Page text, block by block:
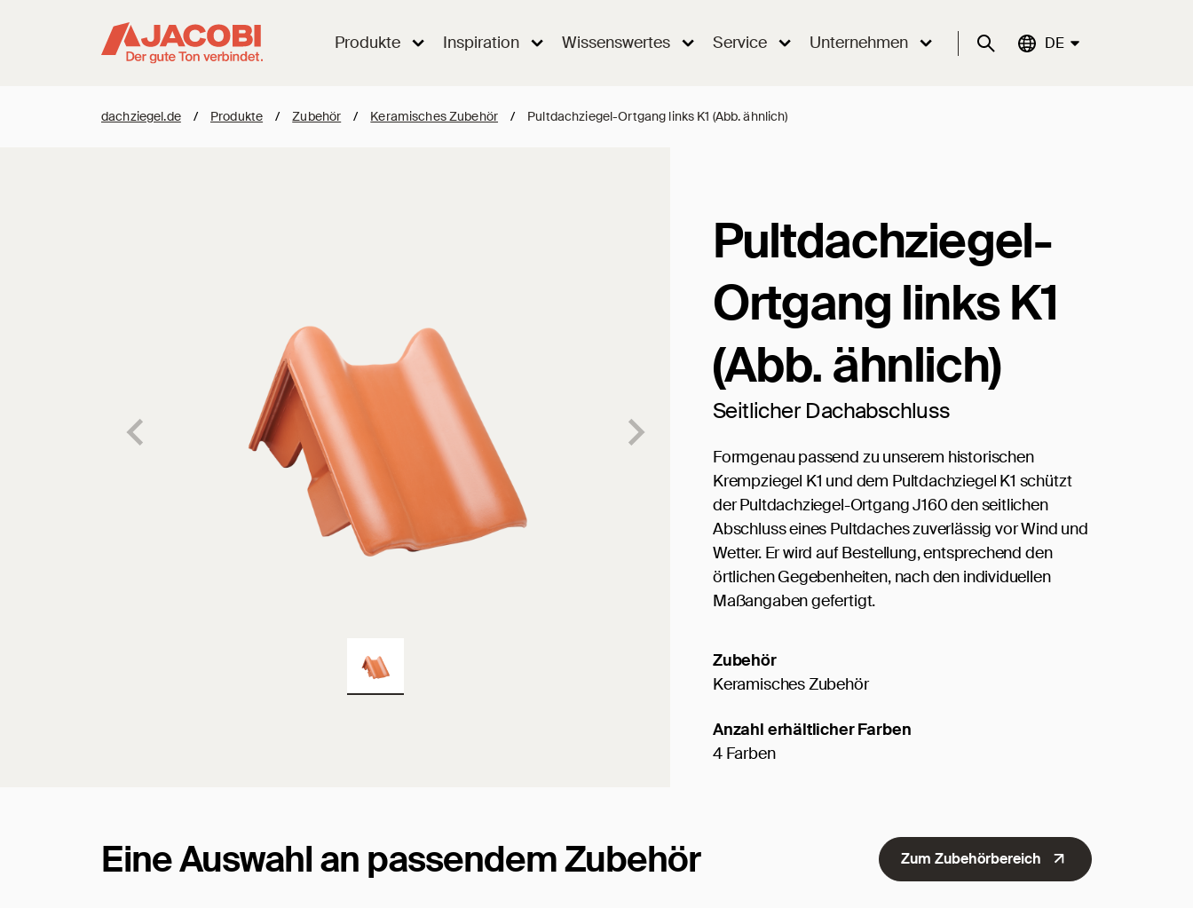
Produkte Inspiration Wissenswertes Service Unternehmen Suche Aktuelle Sprache:
DE
dachziegel.de / Produkte / Zubehör / Keramisches Zubehör / Pultdachziegel-Ortgang links K1 (Abb. ähnlich)
Pultdachziegel-
Ortgang links K1
(Abb. ähnlich)
Seitlicher Dachabschluss
Formgenau passend zu unserem historischen
Krempziegel K1 und dem Pultdachziegel K1 schützt
der Pultdachziegel-Ortgang J160 den seitlichen
Abschluss eines Pultdaches zuverlässig vor Wind und
Wetter. Er wird auf Bestellung, entsprechend den
örtlichen Gegebenheiten, nach den individuellen
Maßangaben gefertigt.
Zubehör
Keramisches Zubehör
Anzahl erhältlicher Farben
4 Farben
Eine Auswahl an passendem Zubehör Zum Zubehörbereich